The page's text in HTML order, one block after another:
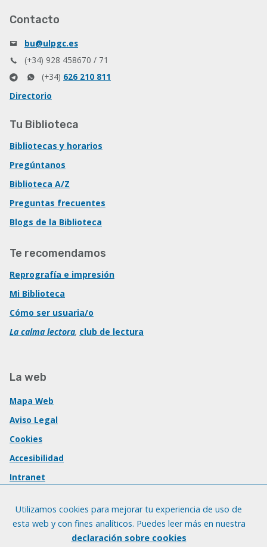
Contacto
bu@ulpgc.es
(+34) 928 458670 / 71
(+34) 626 210 811
Directorio
Tu Biblioteca
Bibliotecas y horarios
Pregúntanos
Biblioteca A/Z
Preguntas frecuentes
Blogs de la Biblioteca
Te recomendamos
Reprografía e impresión
Mi Biblioteca
Cómo ser usuaria/o
La calma lectora, club de lectura
La web
Mapa Web
Aviso Legal
Cookies
Accesibilidad
Intranet
Utilizamos cookies para mejorar tu experiencia de uso de
esta web y con fines analíticos. Puedes leer más en nuestra
declaración sobre cookies